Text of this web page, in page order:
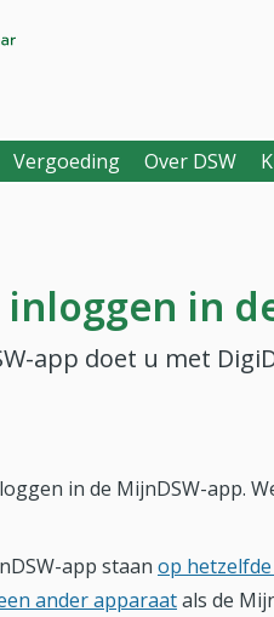
DSW Zorgverzekeraar. Goed
Vergoeding Over DSW
in
app doet u met
in de MijnDSW-app.
app staan op
ander apparaatals de